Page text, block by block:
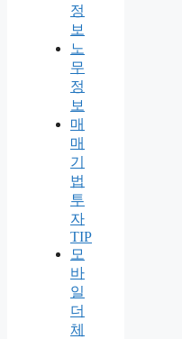
정
보
노
무
정
보
매
매
기
법
투
자
TIP
모
바
일
더
체